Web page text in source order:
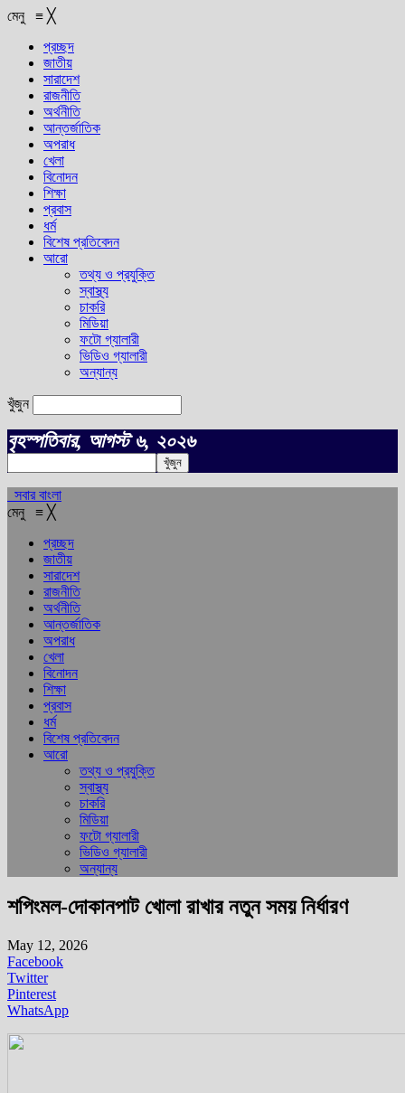
মেনু ≡ ╳
প্রচ্ছদ
জাতীয়
সারাদেশ
রাজনীতি
অর্থনীতি
আন্তর্জাতিক
অপরাধ
খেলা
বিনোদন
শিক্ষা
প্রবাস
ধর্ম
বিশেষ প্রতিবেদন
আরো
তথ্য ও প্রযুক্তি
স্বাস্থ্য
চাকরি
মিডিয়া
ফটো গ্যালারী
ভিডিও গ্যালারী
অন্যান্য
খুঁজুন
বৃহস্পতিবার, আগস্ট ৬, ২০২৬
সবার বাংলা
মেনু ≡ ╳
প্রচ্ছদ
জাতীয়
সারাদেশ
রাজনীতি
অর্থনীতি
আন্তর্জাতিক
অপরাধ
খেলা
বিনোদন
শিক্ষা
প্রবাস
ধর্ম
বিশেষ প্রতিবেদন
আরো
তথ্য ও প্রযুক্তি
স্বাস্থ্য
চাকরি
মিডিয়া
ফটো গ্যালারী
ভিডিও গ্যালারী
অন্যান্য
শপিংমল-দোকানপাট খোলা রাখার নতুন সময় নির্ধারণ
May 12, 2026
Facebook
Twitter
Pinterest
WhatsApp